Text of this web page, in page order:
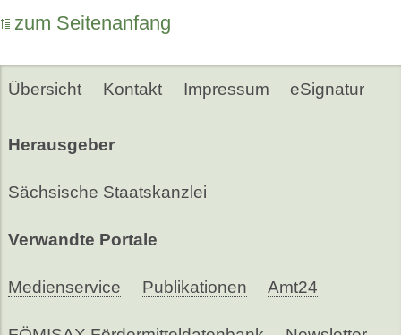
zum Seitenanfang
Übersicht Kontakt Impressum eSignatur
Herausgeber
Sächsische Staatskanzlei
Verwandte Portale
Medienservice Publikationen Amt24